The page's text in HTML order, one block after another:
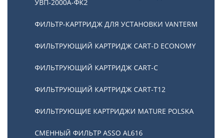
УВП-2000А-ФК2
ФИЛЬТР-КАРТРИДЖ ДЛЯ УСТАНОВКИ VANTERM
ФИЛЬТРУЮЩИЙ КАРТРИДЖ CART-D ECONOMY
ФИЛЬТРУЮЩИЙ КАРТРИДЖ CART-C
ФИЛЬТРУЮЩИЙ КАРТРИДЖ CART-T12
ФИЛЬТРУЮЩИЕ КАРТРИДЖИ MATURE POLSKA
СМЕННЫЙ ФИЛЬТР ASSO AL616